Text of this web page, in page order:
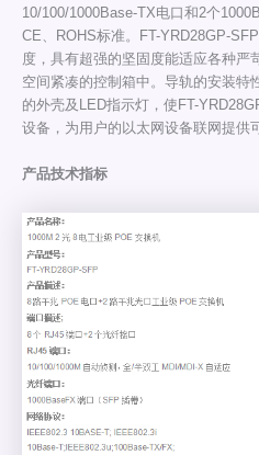
10/100/1000Base-TX电口和2个
CE、ROHS标准。FT-YRD28GP-
度，具有超强的坚固度能适应各种严
空间紧凑的控制箱中。导轨的安装特
的外壳及LED指示灯，使FT-
设备，为用户的以太网设备联网提供
产品技术指标